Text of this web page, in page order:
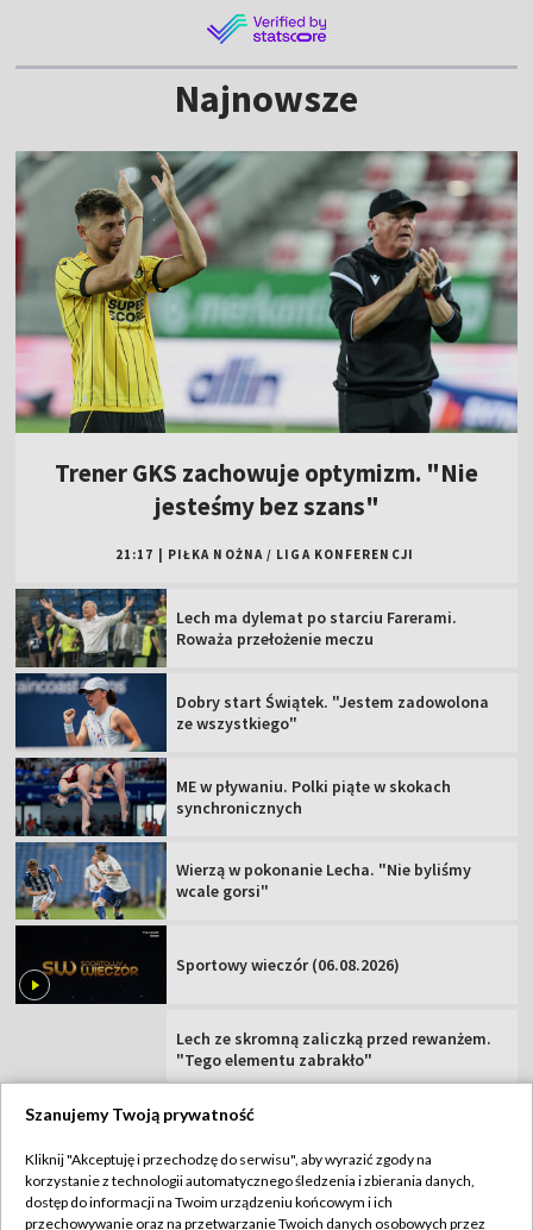
Najnowsze
Trener GKS zachowuje optymizm. "Nie
jesteśmy bez szans"
21:17 PIŁKA NOŻNA / LIGA KONFERENCJI
Lech ma dylemat po starciu Farerami.
Roważa przełożenie meczu
Dobry start Świątek. "Jestem zadowolona
ze wszystkiego"
ME w pływaniu. Polki piąte w skokach
synchronicznych
Wierzą w pokonanie Lecha. "Nie byliśmy
wcale gorsi"
Sportowy wieczór (06.08.2026)
Lech ze skromną zaliczką przed rewanżem.
"Tego elementu zabrakło"
TVP
Abonament TVP
Regulamin TVP
Szanujemy Twoją prywatność
Kliknij "Akceptuję i przechodzę do serwisu", aby wyrazić zgody na
korzystanie z technologii automatycznego śledzenia i zbierania danych,
dostęp do informacji na Twoim urządzeniu końcowym i ich
przechowywanie oraz na przetwarzanie Twoich danych osobowych przez